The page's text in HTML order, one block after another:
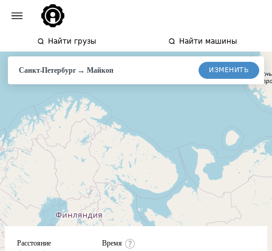
Найти грузы Найти машины
Санкт-Петербург→Майкоп ИЗМЕНИТЬ
Расстояние Время